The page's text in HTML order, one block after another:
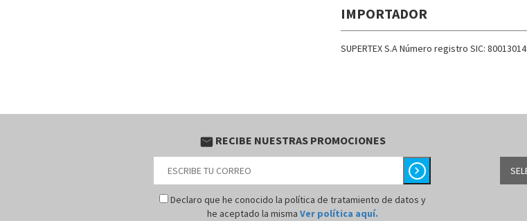
IMPORTADOR
SUPERTEX S.A Número registro SIC:
email RECIBE NUESTRAS PROMOCIONES
chevron_right
Declaro que he conocido la política de tratamiento de datos y
he aceptado la misma Ver política aquí.